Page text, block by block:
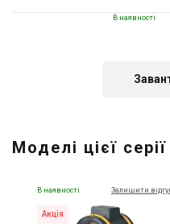
В наявності
Вентс ТТ
Купити
Моделі цієї серії
В наявності Залишити
Акція